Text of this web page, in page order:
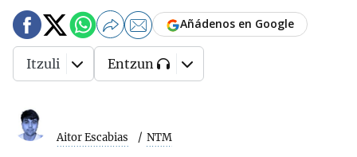
Aitor Escabias NTM
Añádenos en Google
Itzuli Entzun